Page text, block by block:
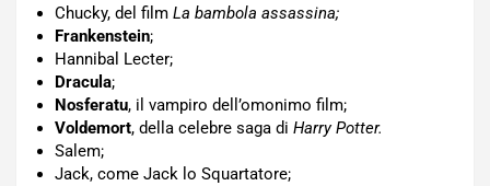
Chucky, del film La bambola assassina;
Frankenstein;
Hannibal Lecter;
Dracula;
Nosferatu, il vampiro dell’omonimo film;
Voldemort, della celebre saga di Harry Potter.
Salem;
Jack, come Jack lo Squartatore;